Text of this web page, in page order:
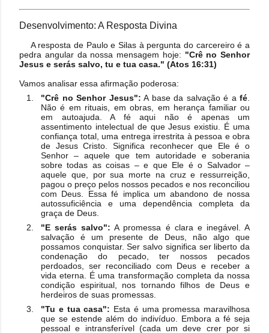
Desenvolvimento: A Resposta Divina
A resposta de Paulo e Silas à pergunta do carcereiro é a
pedra angular da nossa mensagem hoje: "Crê no Senhor
Jesus e serás salvo, tu e tua casa." (Atos 16:31)
Vamos analisar essa afirmação poderosa:
"Crê no Senhor Jesus": A base da salvação é a fé
Não é em rituais, em obras, em herança familiar ou
em autoajuda. A fé aqui não é apenas um
assentimento intelectual de que Jesus existiu. É uma
confiança total, uma entrega irrestrita à pessoa e obra
de Jesus Cristo. Significa reconhecer que Ele é o
Senhor – aquele que tem autoridade e soberania
sobre todas as coisas – e que Ele é o Salvador –
aquele que, por sua morte na cruz e ressurreição,
pagou o preço pelos nossos pecados e nos reconciliou
com Deus. Essa fé implica um abandono de nossa
autossuficiência e uma dependência completa da
graça de Deus.
"E serás salvo": A promessa é clara e inegável. A
salvação é um presente de Deus, não algo que
possamos conquistar. Ser salvo significa ser liberto da
condenação do pecado, ter nossos pecados
perdoados, ser reconciliado com Deus e receber a
vida eterna. É uma transformação completa da nossa
condição espiritual, nos tornando filhos de Deus e
herdeiros de suas promessas.
"Tu e tua casa": Esta é uma promessa maravilhosa
que se estende além do indivíduo. Embora a fé seja
pessoal e intransferível (cada um deve crer por si